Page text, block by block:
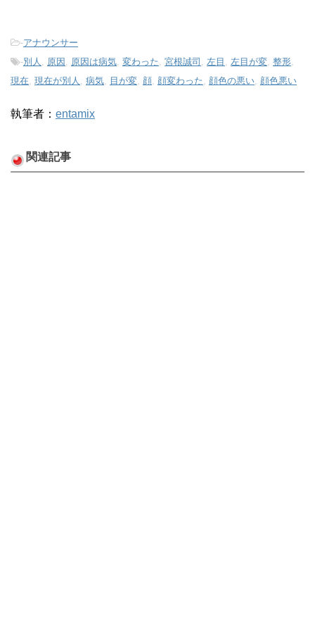
-アナウンサー
-別人 原因 原因は病気 変わった 宮根誠司 左目 左目が変 整形
現在 現在が別人 病気 目が変 顔 顔変わった 顔色の悪い 顔色悪い
執筆者： entamix
関連記事